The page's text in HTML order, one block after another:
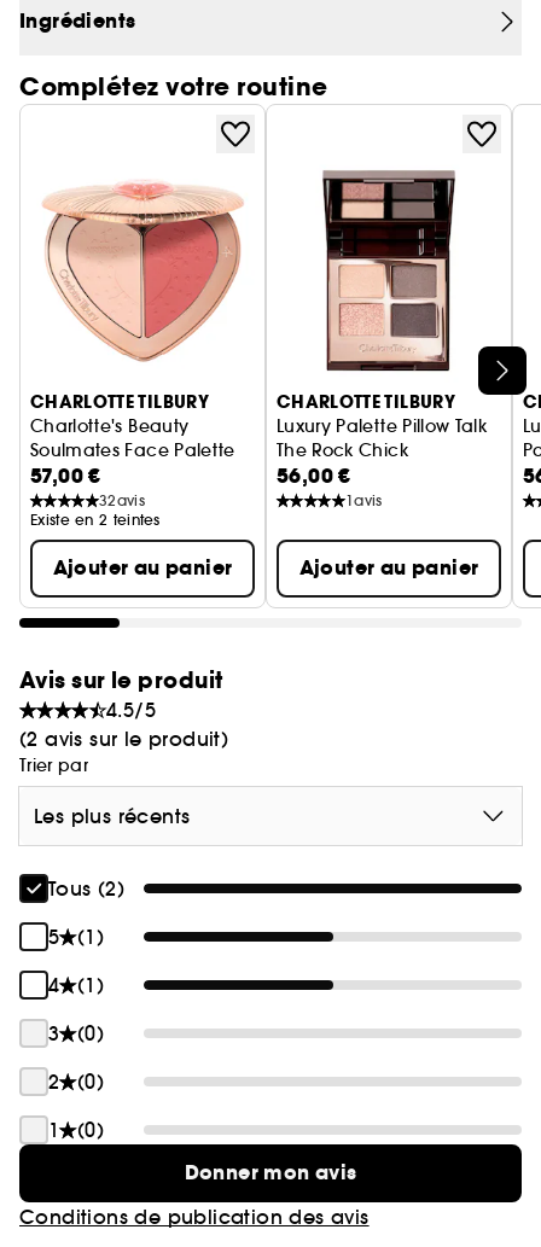
Ingrédients
Complétez votre routine
Ignorer le carrousel produits
CHARLOTTE TILBURY
Charlotte's Beauty
Soulmates Face Palette
Palette pour le visage
57,00 €
32avis
Existe en 2 teintes
Ajouter au panier
CHARLOTTE TILBURY
Luxury Palette Pillow Talk
The Rock Chick
Palette de fards à paupières
56,00 €
1avis
Ajouter au panier
Avis sur le produit
4.5/5
(2 avis sur le produit)
Trier par
Les plus récents
Tous (2)
5
(1)
4
(1)
3
(0)
2
(0)
1
(0)
Donner mon avis
Conditions de publication des avis